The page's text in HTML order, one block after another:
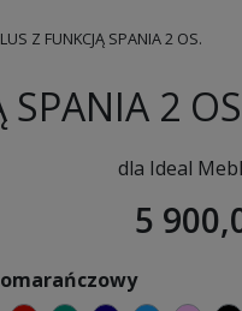
Z FUNKCJĄ SPANIA 2 OS.
SPANIA 2
dla Ideal
5